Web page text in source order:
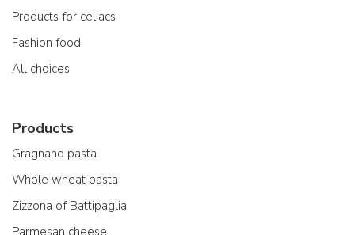
Products for celiacs
Fashion food
All choices
Products
Gragnano pasta
Whole wheat pasta
Zizzona of Battipaglia